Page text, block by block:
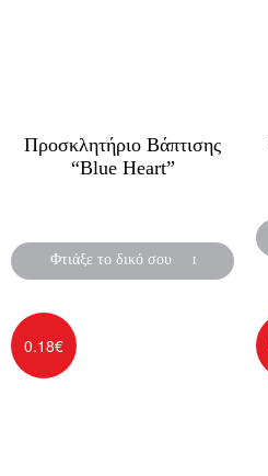
Προσκλητήριο Βάπτισης
“Blue Heart”
Φτιάξε το δικό σου
0.18€